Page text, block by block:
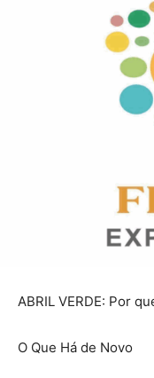
ABRIL VERDE: Por
O Que Há de Novo